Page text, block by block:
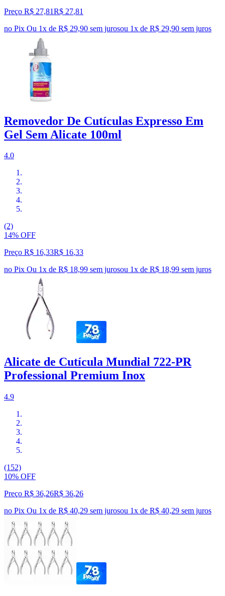
Preço R$ 27,81R$ 27,81
no Pix Ou 1x de R$ 29,90 sem jurosou 1x de R$ 29,90 sem juros
Removedor De Cutículas Expresso Em
Gel Sem Alicate 100ml
4.0
(2)
14% OFF
Preço R$ 16,33R$ 16,33
no Pix Ou 1x de R$ 18,99 sem jurosou 1x de R$ 18,99 sem juros
Alicate de Cutícula Mundial 722-PR
Professional Premium Inox
4.9
(152)
10% OFF
Preço R$ 36,26R$ 36,26
no Pix Ou 1x de R$ 40,29 sem jurosou 1x de R$ 40,29 sem juros